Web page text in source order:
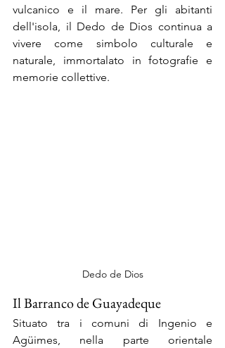
vulcanico e il mare. Per gli abitanti
dell'isola, il Dedo de Dios continua a
vivere come simbolo culturale e
naturale, immortalato in fotografie e
memorie collettive.
Dedo de Dios
Il Barranco de Guayadeque
Situato tra i comuni di Ingenio e
Agüimes, nella parte orientale